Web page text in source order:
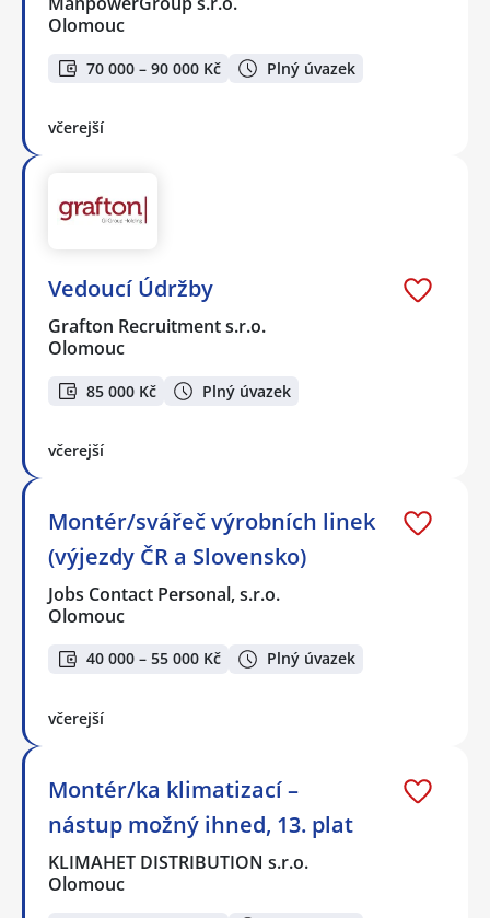
Olomouc
70 000 – 90 000 Kč Plný úvazek
včerejší
Vedoucí Údržby
Grafton Recruitment s.r.o.
Olomouc
85 000 Kč Plný úvazek
včerejší
Montér/svářeč výrobních linek
(výjezdy ČR a Slovensko)
Jobs Contact Personal, s.r.o.
Olomouc
40 000 – 55 000 Kč Plný úvazek
včerejší
Montér/ka klimatizací –
nástup možný ihned, 13. plat
KLIMAHET DISTRIBUTION s.r.o.
Olomouc